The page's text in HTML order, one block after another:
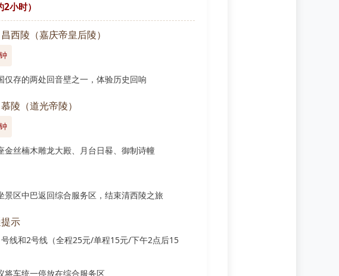
小时）
西陵（嘉庆帝皇后陵）
仅存的两处回音壁之一，体验历史回响
陵（道光帝陵）
金丝楠木雕龙大殿、月台日晷、御制诗幢
景区中巴返回综合服务区，结束清西陵之旅
示
线和2号线（全程25元/单程15元/下午2点后15
将车统一停放在综合服务区